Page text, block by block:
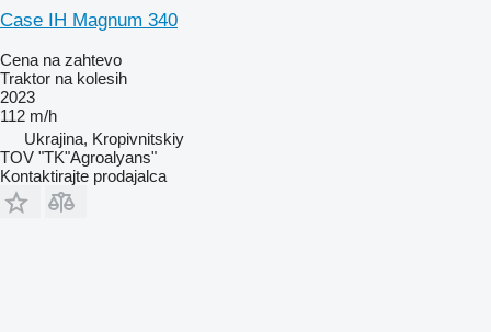
Case IH Magnum 340
Cena na zahtevo
Traktor na kolesih
2023
112 m/h
Ukrajina, Kropivnitskiy
TOV "TK"Agroalyans"
Kontaktirajte prodajalca